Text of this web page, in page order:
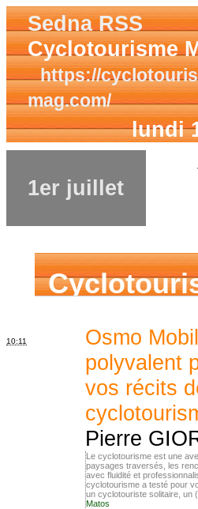
Sedna RSS
Cyclotourisme
https://
mag.com/
lundi
1er juillet
10:11
Osmo
polyvalent
vos récits
Pierre
Le cyclotourisme est une
paysages traversés, les
avec fluidité et
cyclotourisme a testé pour
un cyclotouriste solitaire, un
Matos